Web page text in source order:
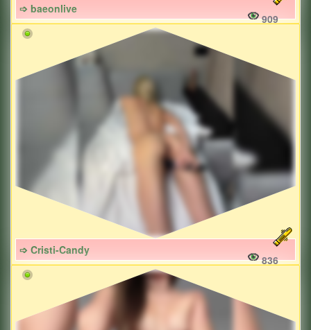
➩ baeonlive
909
➩ Cristi-Candy
836